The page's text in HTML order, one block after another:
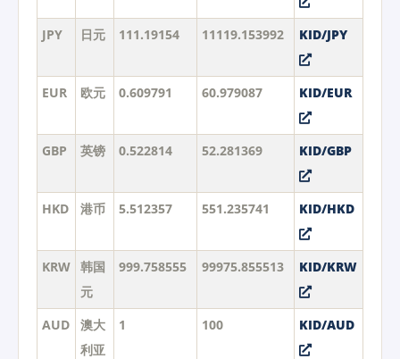
JPY 日元 111.19154 11119.153992 KID/JPY
EUR 欧元 0.609791 60.979087 KID/EUR
GBP 英镑 0.522814 52.281369 KID/GBP
HKD 港币 5.512357 551.235741 KID/HKD
KRW 韩国
元
999.758555 99975.855513 KID/KRW
AUD
澳大
利亚
1 100 KID/AUD